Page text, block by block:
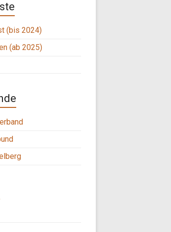
(bis 2024)
(ab 2025)